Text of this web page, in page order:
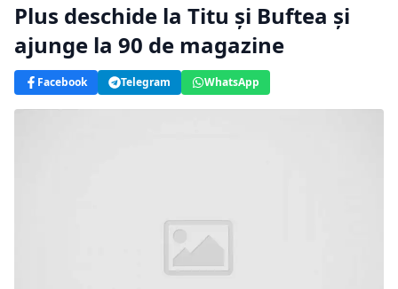
Plus deschide la Titu şi Buftea şi
ajunge la 90 de magazine
Facebook Telegram WhatsApp